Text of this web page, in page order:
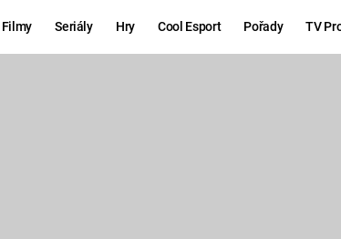
Filmy Seriály Hry Cool Esport Pořady TV